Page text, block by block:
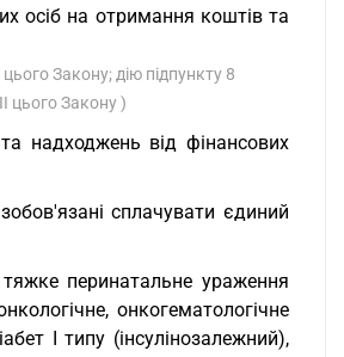
осіб на отримання коштів та
Закону; дію підпункту 8
цього Закону )
надходжень від фінансових
сплачувати єдиний
перинатальне ураження
онкогематологічне
I типу (інсулінозалежний),